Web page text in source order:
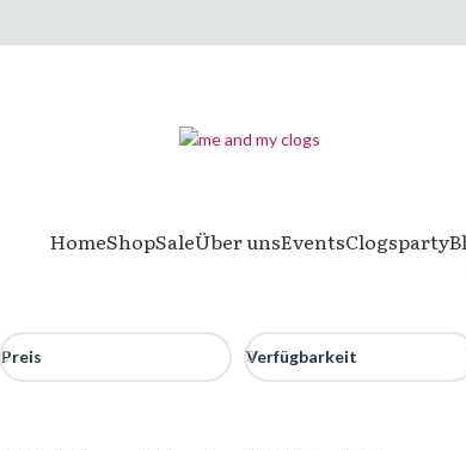
HomeShopSaleÜber unsEventsClogsparty
Preis Verfügbarkeit